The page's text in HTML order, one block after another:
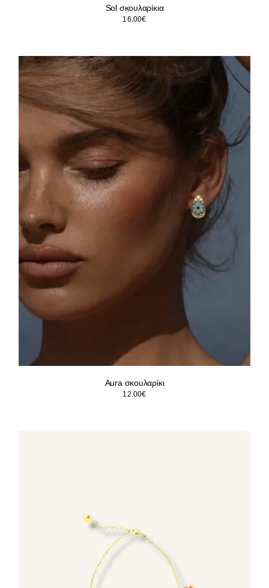
Sol σκουλαρίκια
16.00€
Aura σκουλαρίκι
12.00€